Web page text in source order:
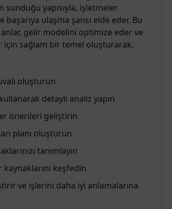
sunduğu yapısıyla, işletmeler
ulaşma şansı elde eder. Bu
gelir modelini optimize eder ve
sağlam bir temel oluşturarak,
oluşturun
detaylı analiz yapın
önerileri geliştirin
planı oluşturun
tanımlayın
kaynaklarını keşfedin
ve işlerini daha iyi anlamalarına